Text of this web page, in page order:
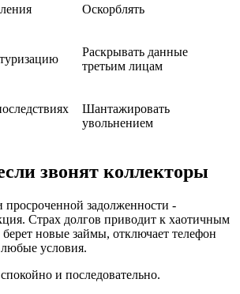
Оскорблять
Раскрывать данные
третьим лицам
Шантажировать
увольнением
звонят коллекторы
просроченной задолженности -
Страх долгов приводит к хаотичным
новые займы, отключает телефон
условия.
и последовательно.